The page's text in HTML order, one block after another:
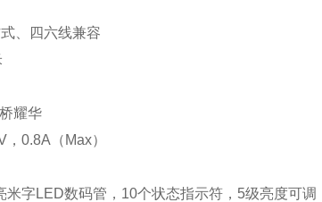
、四六线兼容
耀华
， 0.8A （ Max）
米字LED数码管， 10个状态指示符， 5级亮度可调